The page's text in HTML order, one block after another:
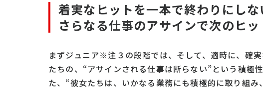
着実なヒットを一本で終わりにしな
さらなる仕事のアサインで次のヒ
まずジュニア※注３の段階では、そして、適時に、確
たちの、“アサインされる仕事は断らない”という積極
た、“彼女たちは、いかなる業務にも積極的に取り組